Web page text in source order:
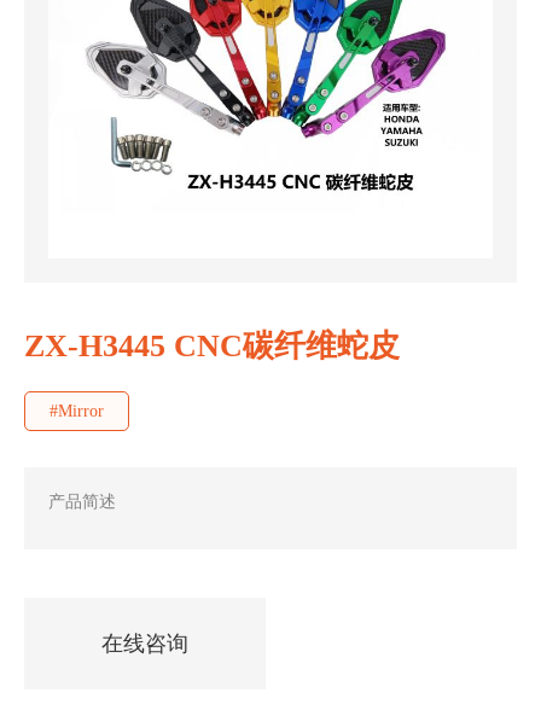
ZX-H3445 CNC碳纤维蛇皮
#Mirror
产品简述
在线咨询